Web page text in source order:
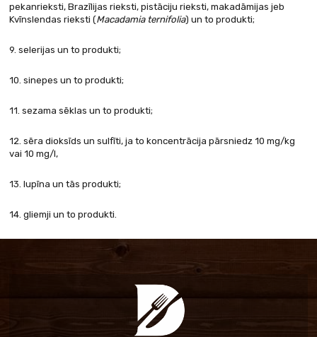
pekanrieksti, Brazīlijas rieksti, pistāciju rieksti, makadāmijas jeb
Kvīnslendas rieksti (Macadamia ternifolia) un to produkti;
9. selerijas un to produkti;
10. sinepes un to produkti;
11. sezama sēklas un to produkti;
12. sēra dioksīds un sulfīti, ja to koncentrācija pārsniedz 10 mg/kg
vai 10 mg/l,
13. lupīna un tās produkti;
14. gliemji un to produkti.